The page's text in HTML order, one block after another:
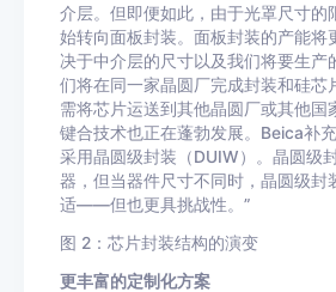
介层。但即便如此，由于光罩尺寸的
始转向面板封装。面板封装的产能将
决于中介层的尺寸以及我们将要生产
们将在同一家晶圆厂完成封装和硅芯
需将芯片运送到其他晶圆厂或其他国
键合技术也正在蓬勃发展。Beica补
采用晶圆级封装（DUIW）。晶圆级
器，但当器件尺寸不同时，晶圆级封
适——但也更具挑战性。”
图 2：芯片封装结构的演变
更丰富的定制化方案